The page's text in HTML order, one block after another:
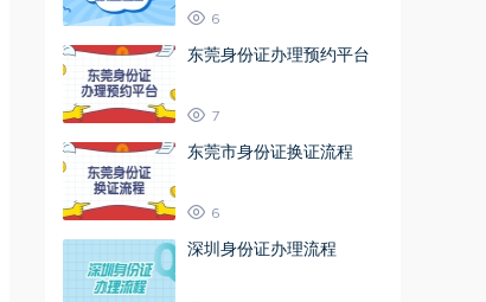
6
东莞身份证办理预约平台
7
东莞市身份证换证流程
6
深圳身份证办理流程